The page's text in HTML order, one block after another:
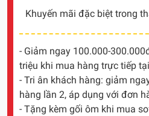
Khuyến mãi đặc biệt trong
- Giảm ngay 100.000-
triệu khi mua hàng trực tiếp
- Tri ân khách hàng: giảm
hàng lần 2, áp dụng với đơn
- Tặng kèm gối ôm khi mua